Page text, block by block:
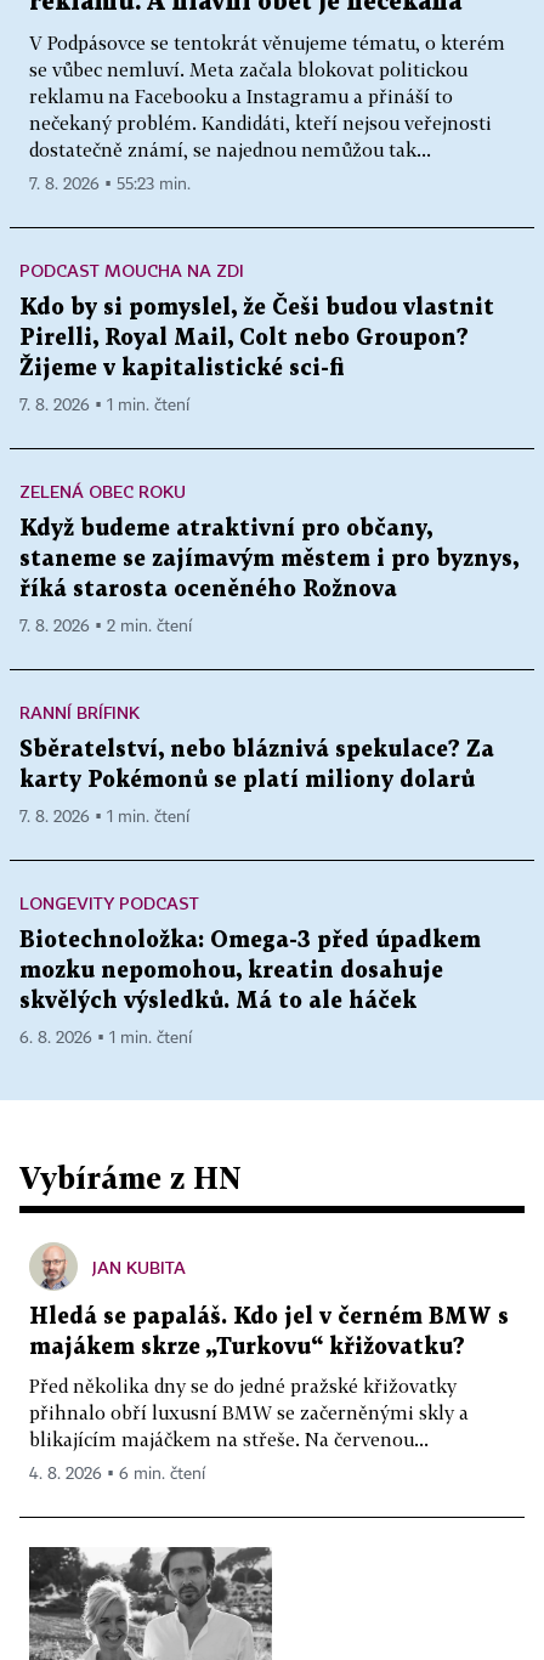
V Podpásovce se tentokrát věnujeme tématu, o kterém
se vůbec nemluví. Meta začala blokovat politickou
reklamu na Facebooku a Instagramu a přináší to
nečekaný problém. Kandidáti, kteří nejsou veřejnosti
dostatečně známí, se najednou nemůžou tak...
7. 8. 2026 ▪ 55:23 min.
PODCAST MOUCHA NA ZDI
Kdo by si pomyslel, že Češi budou vlastnit
Pirelli, Royal Mail, Colt nebo Groupon?
Žijeme v kapitalistické sci-fi
7. 8. 2026 ▪ 1 min. čtení
ZELENÁ OBEC ROKU
Když budeme atraktivní pro občany,
staneme se zajímavým městem i pro byznys,
říká starosta oceněného Rožnova
7. 8. 2026 ▪ 2 min. čtení
RANNÍ BRÍFINK
Sběratelství, nebo bláznivá spekulace? Za
karty Pokémonů se platí miliony dolarů
7. 8. 2026 ▪ 1 min. čtení
LONGEVITY PODCAST
Biotechnoložka: Omega-3 před úpadkem
mozku nepomohou, kreatin dosahuje
skvělých výsledků. Má to ale háček
6. 8. 2026 ▪ 1 min. čtení
Vybíráme z HN
JAN KUBITA
Hledá se papaláš. Kdo jel v černém BMW s
majákem skrze „Turkovu“ křižovatku?
Před několika dny se do jedné pražské křižovatky
přihnalo obří luxusní BMW se začerněnými skly a
blikajícím majáčkem na střeše. Na červenou...
4. 8. 2026 ▪ 6 min. čtení